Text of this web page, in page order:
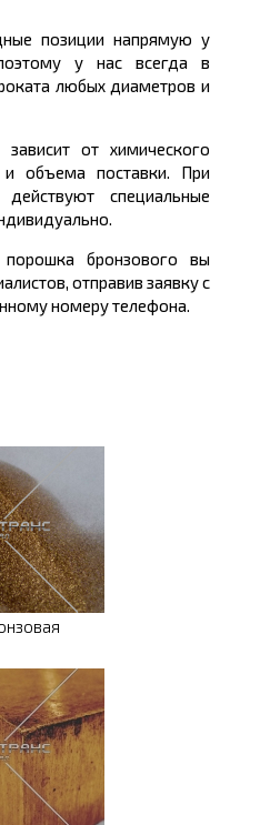
позиции напрямую у
у нас всегда в
любых диаметров и
от химического
и объема поставки. При
специальные
порошка бронзового вы
отправив заявку с
номеру телефона.